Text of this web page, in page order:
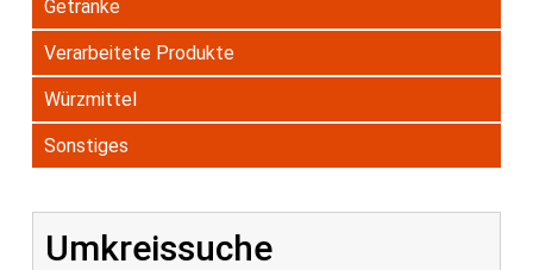
Getränke
Verarbeitete Produkte
Würzmittel
Sonstiges
Umkreissuche